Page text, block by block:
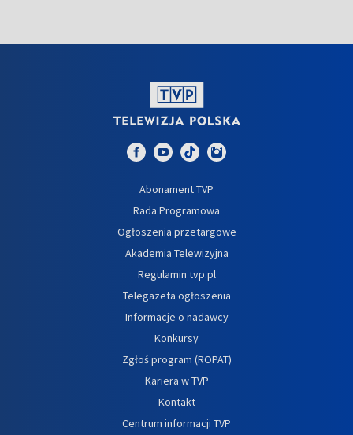
Abonament TVP
Rada Programowa
Ogłoszenia przetargowe
Akademia Telewizyjna
Regulamin tvp.pl
Telegazeta ogłoszenia
Informacje o nadawcy
Konkursy
Zgłoś program (ROPAT)
Kariera w TVP
Kontakt
Centrum informacji TVP